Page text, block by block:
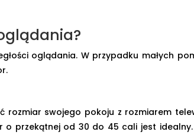
oglądania. W przypadku małych
rozmiar swojego pokoju z rozmiarem
o przekątnej od 30 do 45 cali jest